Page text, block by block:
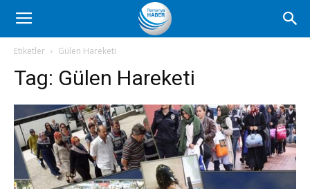
Romanya
Haber
Etiketler Gülen Hareketi
Tag: Gülen Hareketi